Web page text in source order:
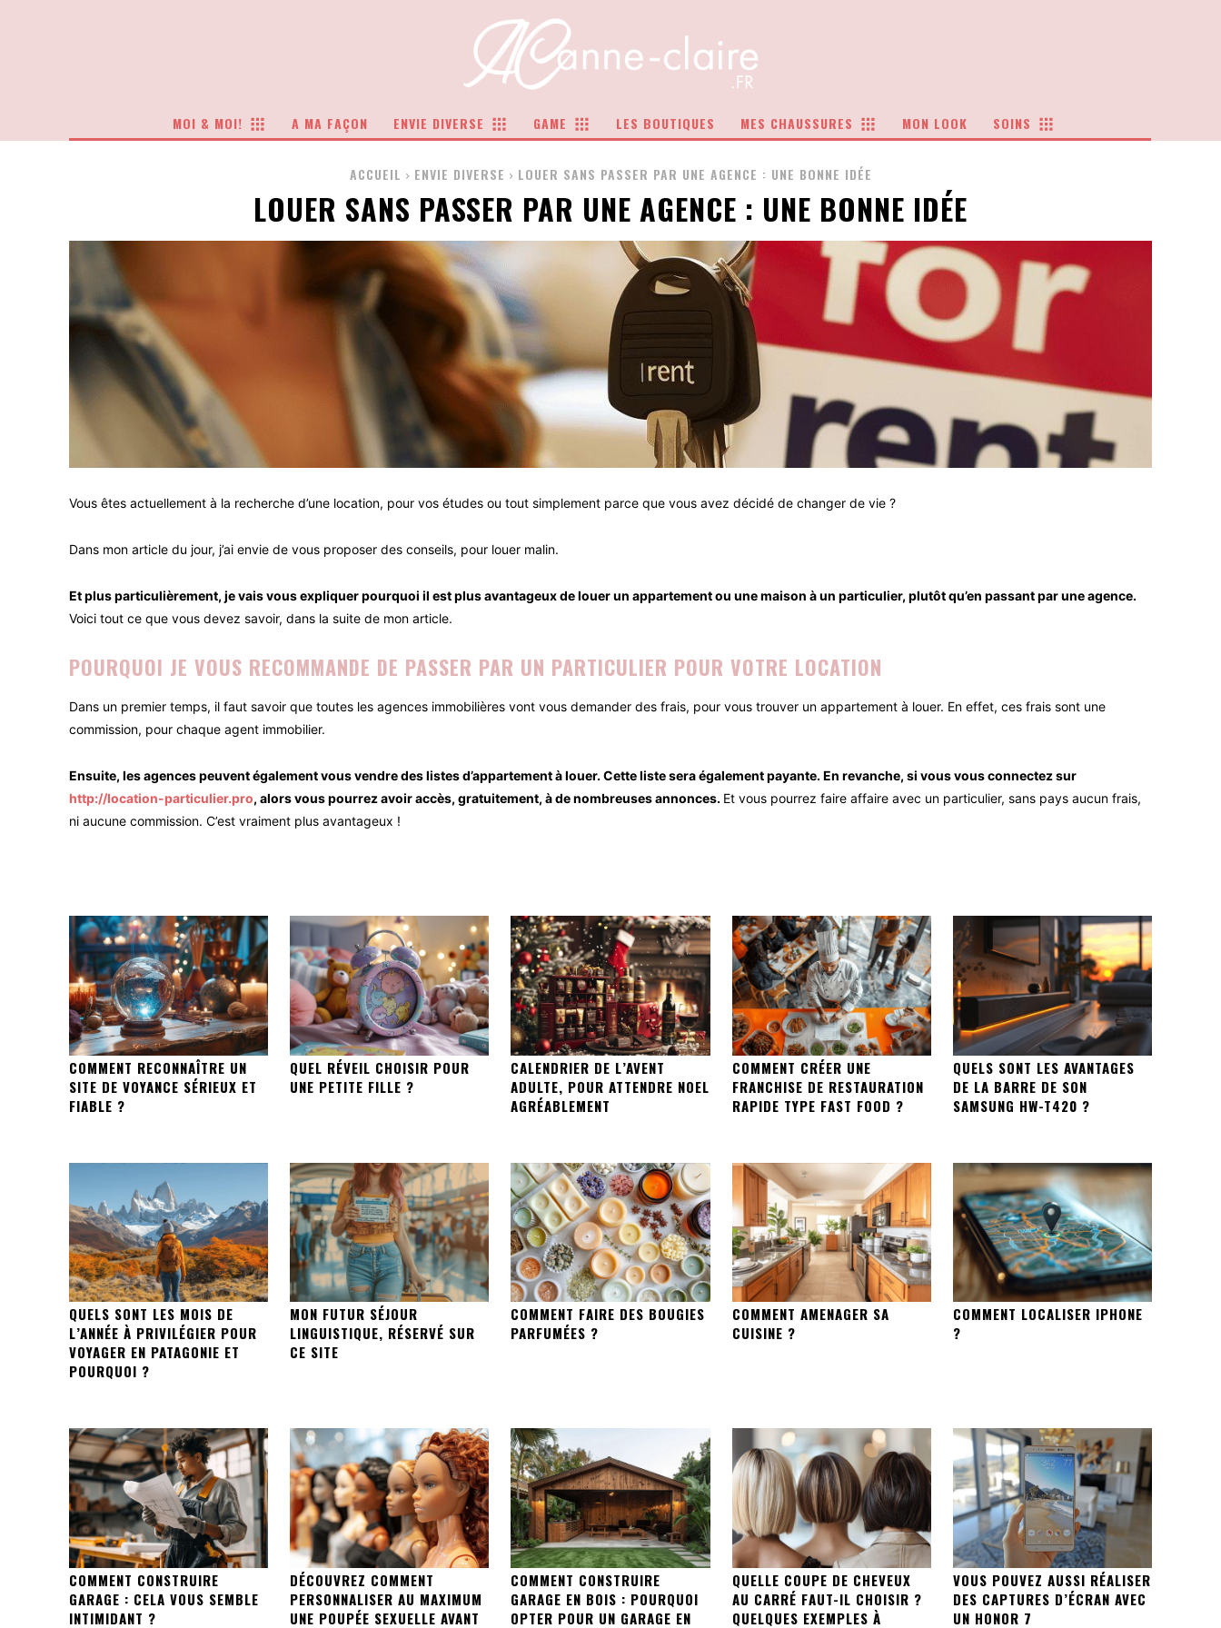
MOI & MOI! A MA FAÇON ENVIE DIVERSE GAME LES BOUTIQUES MES CHAUSSURES MON LOOK SOINS
ACCUEIL ENVIE DIVERSE LOUER SANS PASSER PAR UNE AGENCE : UNE BONNE IDÉE
LOUER SANS PASSER PAR UNE AGENCE : UNE BONNE IDÉE
Vous êtes actuellement à la recherche d’une location, pour vos études ou tout simplement parce que vous avez décidé de changer de vie ?
Dans mon article du jour, j’ai envie de vous proposer des conseils, pour louer malin.
Et plus particulièrement, je vais vous expliquer pourquoi il est plus avantageux de louer un appartement ou une maison à un particulier, plutôt qu’en passant par une agence.
Voici tout ce que vous devez savoir, dans la suite de mon article.
POURQUOI JE VOUS RECOMMANDE DE PASSER PAR UN PARTICULIER POUR VOTRE LOCATION
Dans un premier temps, il faut savoir que toutes les agences immobilières vont vous demander des frais, pour vous trouver un appartement à louer. En effet, ces frais sont une
commission, pour chaque agent immobilier.
Ensuite, les agences peuvent également vous vendre des listes d’appartement à louer. Cette liste sera également payante. En revanche, si vous vous connectez sur
http://location-particulier.pro, alors vous pourrez avoir accès, gratuitement, à de nombreuses annonces. Et vous pourrez faire affaire avec un particulier, sans pays aucun frais,
ni aucune commission. C’est vraiment plus avantageux !
COMMENT RECONNAÎTRE UN
SITE DE VOYANCE SÉRIEUX ET
FIABLE ?
QUEL RÉVEIL CHOISIR POUR
UNE PETITE FILLE ?
CALENDRIER DE L’AVENT
ADULTE, POUR ATTENDRE NOEL
AGRÉABLEMENT
COMMENT CRÉER UNE
FRANCHISE DE RESTAURATION
RAPIDE TYPE FAST FOOD ?
QUELS SONT LES AVANTAGES
DE LA BARRE DE SON
SAMSUNG HW-T420 ?
QUELS SONT LES MOIS DE
L’ANNÉE À PRIVILÉGIER POUR
VOYAGER EN PATAGONIE ET
POURQUOI ?
MON FUTUR SÉJOUR
LINGUISTIQUE, RÉSERVÉ SUR
CE SITE
COMMENT FAIRE DES BOUGIES
PARFUMÉES ?
COMMENT AMENAGER SA
CUISINE ?
COMMENT LOCALISER IPHONE
?
COMMENT CONSTRUIRE
GARAGE : CELA VOUS SEMBLE
INTIMIDANT ?
DÉCOUVREZ COMMENT
PERSONNALISER AU MAXIMUM
UNE POUPÉE SEXUELLE AVANT
COMMENT CONSTRUIRE
GARAGE EN BOIS : POURQUOI
OPTER POUR UN GARAGE EN
QUELLE COUPE DE CHEVEUX
AU CARRÉ FAUT-IL CHOISIR ?
QUELQUES EXEMPLES À
VOUS POUVEZ AUSSI RÉALISER
DES CAPTURES D’ÉCRAN AVEC
UN HONOR 7